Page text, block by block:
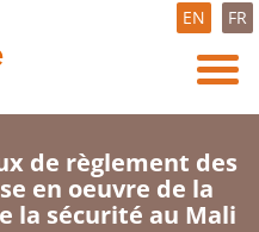
EN FR
de règlement des
en oeuvre de la
la sécurité au Mali